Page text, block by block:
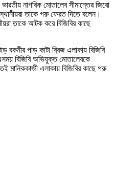
নাগরিক মোতালেব সীমান্তের জিরো
তাকে গরু ফেরত দিতে বলেন।
তাকে আটক করে বিজিবির কাছে
বকনীর পাড় কাটা ব্রিজ এলাকায় বিজিবি
বিজিবি অভিযুক্ত মোতালেবকে
মানিককাজী এলাকায় বিজিবির কাছে গরু